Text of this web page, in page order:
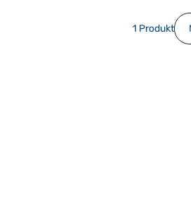
1 Produkt